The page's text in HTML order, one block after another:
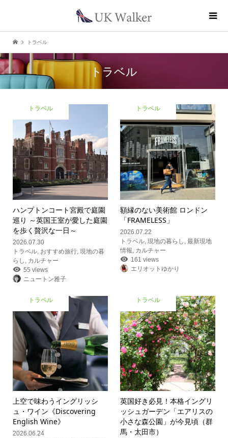
トラベル
トラベル
トラベル
ハンプトンコート宮殿で庭園
巡り ～英国王室が愛した庭園
を歩く贅沢な一日～
2026.07.30
トラベル, おすすめ旅行, 現地の暮
らし
カルチャー
55 views
ニュートン雅子
トラベル
額縁のない美術館 ロンドン
「FRAMELESS」
2026.07.22
トラベル ,現地の暮らし ,最新現地
情報 カルチャー
161 views
エリオットゆかり
トラベル
上空で味わうイングリッシ
ュ・ワイン《Discovering
English Wine》
2026.06.24
トラベル
英国好き必見！本格イングリ
ッシュガーデン「エアリスの
小さな森公園」が今見頃（群
馬・太田市）